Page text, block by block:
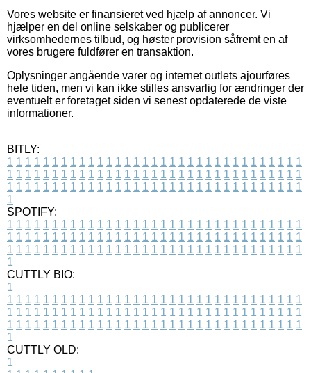
Vores website er finansieret ved hjælp af annoncer. Vi
hjælper en del online selskaber og publicerer
virksomhedernes tilbud, og høster provision såfremt en af
vores brugere fuldfører en transaktion.
Oplysninger angående varer og internet outlets ajourføres
hele tiden, men vi kan ikke stilles ansvarlig for ændringer der
eventuelt er foretaget siden vi senest opdaterede de viste
informationer.
BITLY:
1 1 1 1 1 1 1 1 1 1 1 1 1 1 1 1 1 1 1 1 1 1 1 1 1 1 1 1 1 1 1 1 1
1 1 1 1 1 1 1 1 1 1 1 1 1 1 1 1 1 1 1 1 1 1 1 1 1 1 1 1 1 1 1 1 1
1 1 1 1 1 1 1 1 1 1 1 1 1 1 1 1 1 1 1 1 1 1 1 1 1 1 1 1 1 1 1 1 1
1
SPOTIFY:
1 1 1 1 1 1 1 1 1 1 1 1 1 1 1 1 1 1 1 1 1 1 1 1 1 1 1 1 1 1 1 1 1
1 1 1 1 1 1 1 1 1 1 1 1 1 1 1 1 1 1 1 1 1 1 1 1 1 1 1 1 1 1 1 1 1
1 1 1 1 1 1 1 1 1 1 1 1 1 1 1 1 1 1 1 1 1 1 1 1 1 1 1 1 1 1 1 1 1
1
CUTTLY BIO:
1
1 1 1 1 1 1 1 1 1 1 1 1 1 1 1 1 1 1 1 1 1 1 1 1 1 1 1 1 1 1 1 1 1
1 1 1 1 1 1 1 1 1 1 1 1 1 1 1 1 1 1 1 1 1 1 1 1 1 1 1 1 1 1 1 1 1
1 1 1 1 1 1 1 1 1 1 1 1 1 1 1 1 1 1 1 1 1 1 1 1 1 1 1 1 1 1 1 1 1
1
CUTTLY OLD:
1